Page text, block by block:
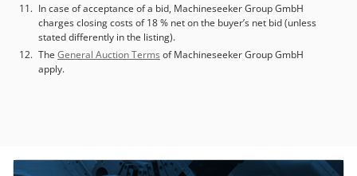
In case of acceptance of a bid, Machineseeker Group GmbH
charges closing costs of 18 % net on the buyer’s net bid (unless
stated differently in the listing).
The General Auction Terms of Machineseeker Group GmbH
apply.